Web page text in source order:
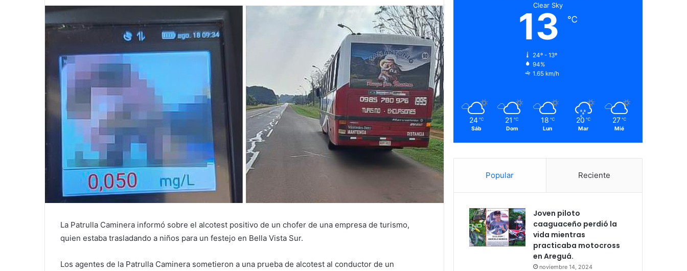
La Patrulla Caminera informó sobre el alcotest positivo de un chofer de una empresa de turismo,
quien estaba trasladando a niños para un festejo en Bella Vista Sur.
Los agentes de la Patrulla Caminera sometieron a una prueba de alcotest al conductor de un
Clear Sky
13 ℃
24º - 13º
94%
1.65 km/h
24 ℃
Sáb
21 ℃
Dom
18 ℃
Lun
20 ℃
Mar
27 ℃
Mié
Popular Reciente
Joven piloto
caaguaceño perdió la
vida mientras
practicaba motocross
en Areguá.
noviembre 14, 2024